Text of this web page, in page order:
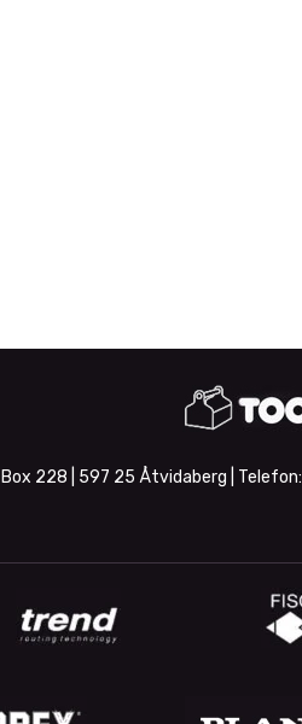
Box 228 | 597 25 Åtvidaberg | Telefon: